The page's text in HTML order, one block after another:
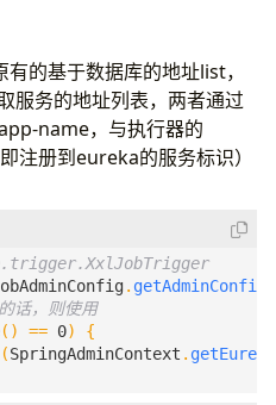
的基于数据库的地址list，
服务的地址列表，两者通过
name，与执行器的
册到eureka的服务标识）
. getAdminConfig
() == 0)
{
(SpringAdminContext .